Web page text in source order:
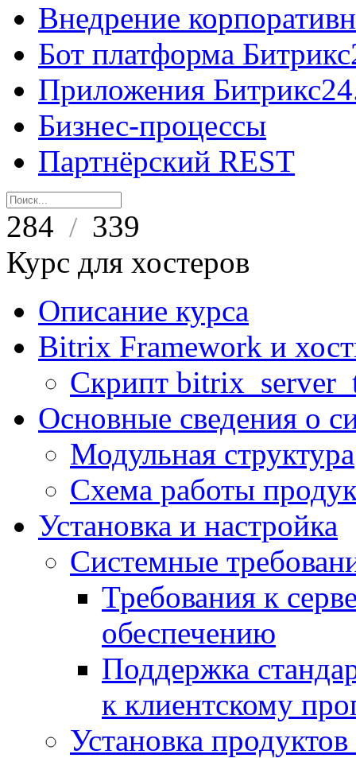
Внедрение
Бот платформа
Приложения
Бизнес-процессы
Партнёрский REST
284 / 339
Курс для хостеров
Описание курса
Bitrix Framework и
Скрипт
Основные сведения о
Модульная структура
Схема работы
Установка и настройка
Системные
Требования к
обеспечению
Поддержка
к клиентскому
Установка